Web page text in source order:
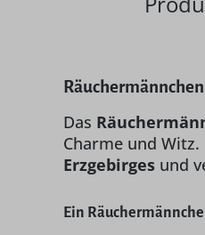
Das
Charme und
Erzgebirges und
Ein